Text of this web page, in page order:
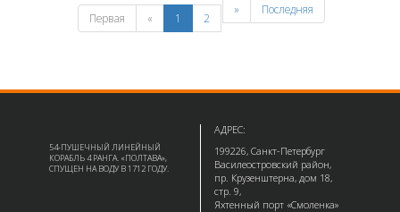
Первая « 1 2
» Последняя
54-ПУШЕЧНЫЙ ЛИНЕЙНЫЙ
КОРАБЛЬ 4 РАНГА. «ПОЛТАВА»,
СПУЩЕН НА ВОДУ В 1712 ГОДУ.
АДРЕС:
199226, Санкт-Петербург
Василеостровский район,
пр. Крузенштерна, дом 18,
стр. 9,
Яхтенный порт «Смоленка»